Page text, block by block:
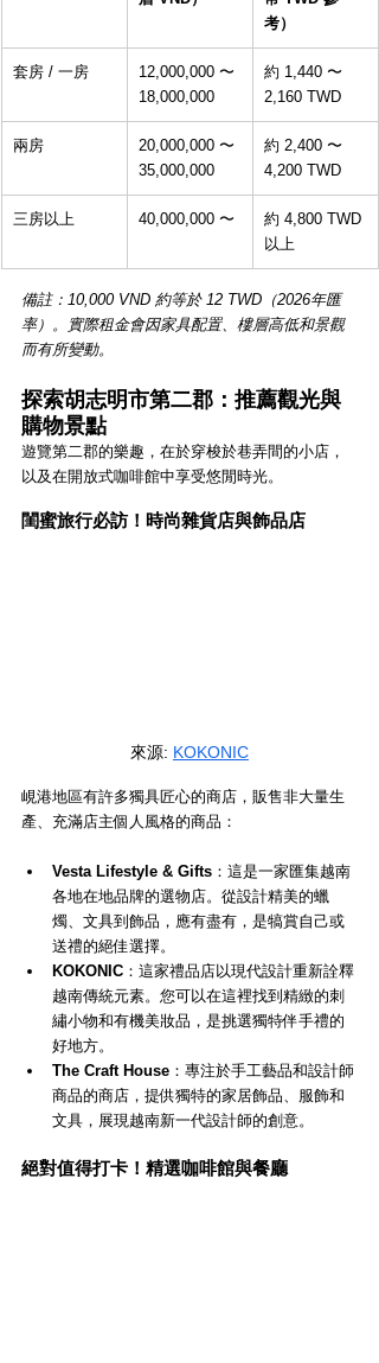
考）
套房 / 一房
12,000,000 〜
18,000,000
約 1,440 〜
2,160 TWD
兩房
20,000,000 〜
35,000,000
約 2,400 〜
4,200 TWD
三房以上 40,000,000 〜
約 4,800 TWD
以上
備註：10,000 VND 約等於 12 TWD（2026年匯
率）。實際租金會因家具配置、樓層高低和景觀
而有所變動。
探索胡志明市第二郡：推薦觀光與
購物景點
遊覽第二郡的樂趣，在於穿梭於巷弄間的小店，
以及在開放式咖啡館中享受悠閒時光。
閨蜜旅行必訪！時尚雜貨店與飾品店
來源: KOKONIC
峴港地區有許多獨具匠心的商店，販售非大量生
產、充滿店主個人風格的商品：
Vesta Lifestyle & Gifts ：這是一家匯集越南
各地在地品牌的選物店。從設計精美的蠟
燭、文具到飾品，應有盡有，是犒賞自己或
送禮的絕佳選擇。
KOKONIC ：這家禮品店以現代設計重新詮釋
越南傳統元素。您可以在這裡找到精緻的刺
繡小物和有機美妝品，是挑選獨特伴手禮的
好地方。
The Craft House ：專注於手工藝品和設計師
商品的商店，提供獨特的家居飾品、服飾和
文具，展現越南新一代設計師的創意。
絕對值得打卡！精選咖啡館與餐廳